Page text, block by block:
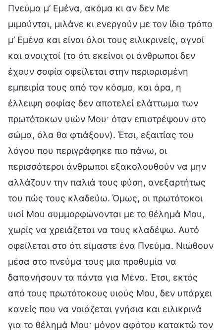
Πνεύμα μ’ Εμένα, ακόμα κι αν δεν Με
μιμούνται, μιλάνε κι ενεργούν με τον ίδιο τρόπο
μ’ Εμένα και είναι όλοι τους ειλικρινείς, αγνοί
και ανοιχτοί (το ότι εκείνοι οι άνθρωποι δεν
έχουν σοφία οφείλεται στην περιορισμένη
εμπειρία τους από τον κόσμο, και άρα, η
έλλειψη σοφίας δεν αποτελεί ελάττωμα των
πρωτότοκων υιών Μου· όταν επιστρέψουν στο
σώμα, όλα θα φτιάξουν). Έτσι, εξαιτίας του
λόγου που περιγράφηκε πιο πάνω, οι
περισσότεροι άνθρωποι εξακολουθούν να μην
αλλάζουν την παλιά τους φύση, ανεξαρτήτως
του πώς τους κλαδεύω. Όμως, οι πρωτότοκοι
υιοί Μου συμμορφώνονται με το θέλημά Μου,
χωρίς να χρειάζεται να τους κλαδέψω. Αυτό
οφείλεται στο ότι είμαστε ένα Πνεύμα. Νιώθουν
μέσα στο πνεύμα τους μια προθυμία να
δαπανήσουν τα πάντα για Μένα. Έτσι, εκτός
από τους πρωτότοκους υιούς Μου, δεν υπάρχει
κανείς που να νοιάζεται γνήσια και ειλικρινά
για το θέλημά Μου· μόνον αφότου κατακτώ τον